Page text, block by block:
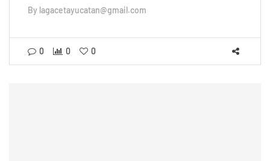
By lagacetayucatan@gmail.com
0 0 0